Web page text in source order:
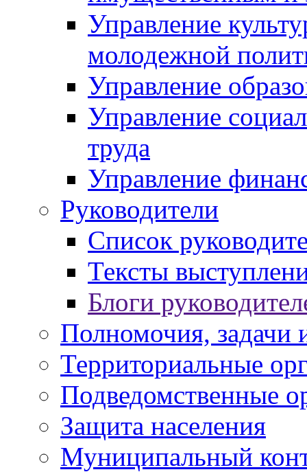
Управление
молодежной
Управление
Управление
труда
Управление
Руководители
Список
Тексты
Блоги
Полномочия, задачи
Территориальные
Подведомственные
Защита населения
Муниципальный